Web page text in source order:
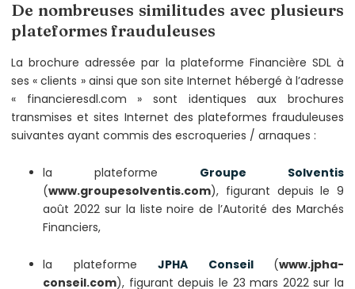
De nombreuses similitudes avec plusieurs
plateformes frauduleuses
La brochure adressée par la plateforme Financière SDL à
ses « clients » ainsi que son site Internet hébergé à l’adresse
« financieresdl.com » sont identiques aux brochures
transmises et sites Internet des plateformes frauduleuses
suivantes ayant commis des escroqueries / arnaques :
la plateforme Groupe Solventis
(www.groupesolventis.com), figurant depuis le 9
août 2022 sur la liste noire de l’Autorité des Marchés
Financiers,
la plateforme JPHA Conseil (www.jpha-
conseil.com), figurant depuis le 23 mars 2022 sur la